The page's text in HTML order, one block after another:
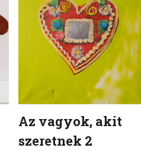
Az vagyok, akit
szeretnek 2